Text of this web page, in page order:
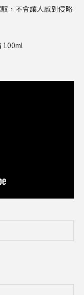
，不會讓人感到侵略